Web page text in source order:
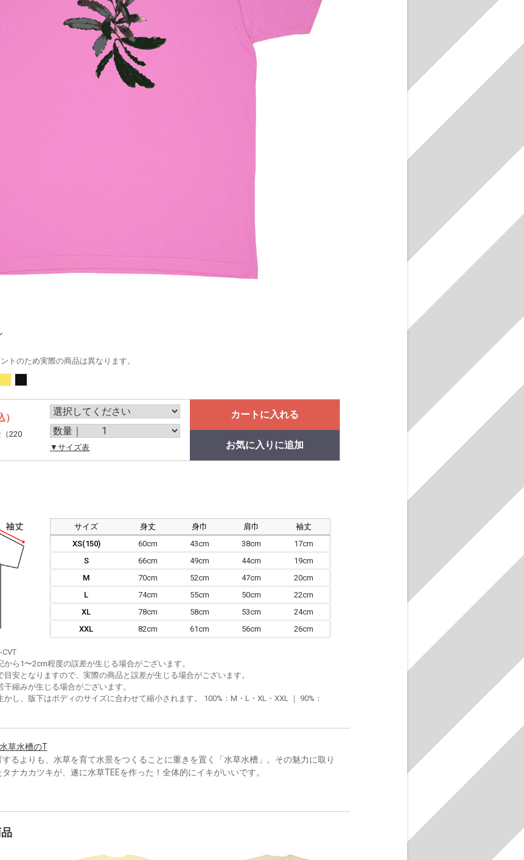
トのため実際の商品は異なります。
）
220
▼サイズ表
カートに入れる
お気に入りに追加
サイズ 身丈 身巾 肩巾
袖丈
XS(150)
60cm 43cm 38cm
17cm
S
66cm 49cm 44cm
19cm
M
70cm 52cm 47cm
20cm
L
74cm 55cm 50cm
22cm
XL
78cm 58cm 53cm
24cm
XXL
82cm 61cm 56cm 26cm
ら1〜2cm程度の誤差が生じる場合がございます。
安となりますので、実際の商品と誤差が生じる場合がございます。
縮みが生じる場合がございます。
し、版下はボディのサイズに合わせて縮小されます。 100%：M・L・XL・XXL ｜ 90%：
水草水槽のT
するよりも、水草を育て水景をつくることに重きを置く「水草水槽」。その魅力に取り
タナカカツキが、遂に水草TEEを作った！全体的にイキがいいです。